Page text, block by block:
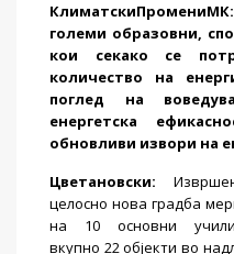
КлиматскиПромениМК
големи образовни,
кои секако се
количество на
поглед на
енергетска
обновливи извори на
Цветановски:
целосно нова градба
на 10 основни
вкупно 22 објекти во